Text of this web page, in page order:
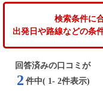
検索条件に
出発日や路線などの条
回答済みの口コミが
2 件中( 1- 2件表示)